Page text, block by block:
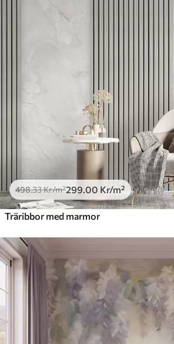
498.33Kr/m²299 .00 Kr/m²
Träribbor med marmor